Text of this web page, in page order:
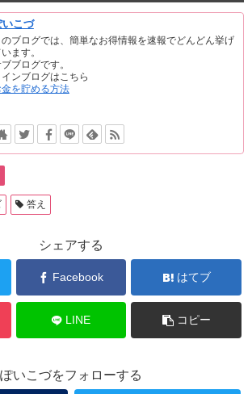
いこづ
のブログでは、簡単なお得情報を速報でどんどん挙げ
ます。
ブログです。
インブログはこちら
金を貯める方法
答え
シェアする
Facebook はてブ
LINE コピー
ぽいこづをフォローする